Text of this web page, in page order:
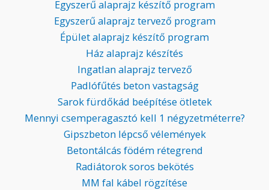
Egyszerű alaprajz készítő program
Egyszerű alaprajz tervező program
Épület alaprajz készítő program
Ház alaprajz készítés
Ingatlan alaprajz tervező
Padlófűtés beton vastagság
Sarok fürdőkád beépítése ötletek
Mennyi csemperagasztó kell 1 négyzetméterre?
Gipszbeton lépcső vélemények
Betontálcás födém rétegrend
Radiátorok soros bekötés
MM fal kábel rögzítése